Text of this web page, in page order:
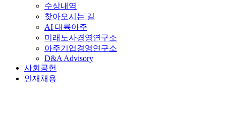
수상내역
찾아오시는 길
AI 대륙아주
미래노사경영연구소
아주기업경영연구소
D&A Advisory
사회공헌
인재채용